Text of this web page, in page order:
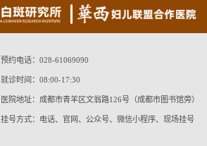
预约电话： 028-61069090
就诊时间：08:00-17:30
医院地址：成都市青羊区文翁路126号（成都市图书馆旁）
挂号方式：电话、官网、公众号、微信小程序、现场挂号